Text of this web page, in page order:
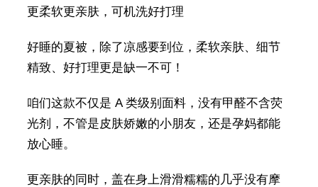
更柔软更亲肤，可机洗好打理
好睡的夏被，除了凉感要到位，柔软亲肤、细节
精致、好打理更是缺一不可！
咱们这款不仅是 A 类级别面料，没有甲醛不含荧
光剂，不管是皮肤娇嫩的小朋友，还是孕妈都能
放心睡。
更亲肤的同时，盖在身上滑滑糯糯的几乎没有摩